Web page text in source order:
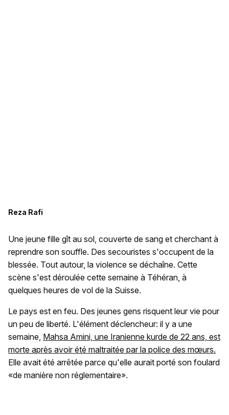
Reza Rafi
Une jeune fille gît au sol, couverte de sang et cherchant à
reprendre son souffle. Des secouristes s'occupent de la
blessée. Tout autour, la violence se déchaîne. Cette
scène s'est déroulée cette semaine à Téhéran, à
quelques heures de vol de la Suisse.
Le pays est en feu. Des jeunes gens risquent leur vie pour
un peu de liberté. L'élément déclencheur: il y a une
semaine, Mahsa Amini, une Iranienne kurde de 22 ans, est
morte après avoir été maltraitée par la police des mœurs.
Elle avait été arrêtée parce qu'elle aurait porté son foulard
«de manière non réglementaire».